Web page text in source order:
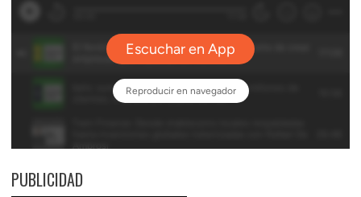
PUBLICIDAD